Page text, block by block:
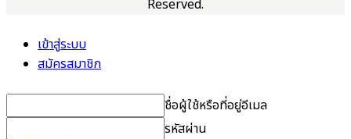
Reserved.
เข้าสู่ระบบ
สมัครสมาชิก
ชื่อผู้ใช้หรือที่อยู่อีเมล
รหัสผ่าน